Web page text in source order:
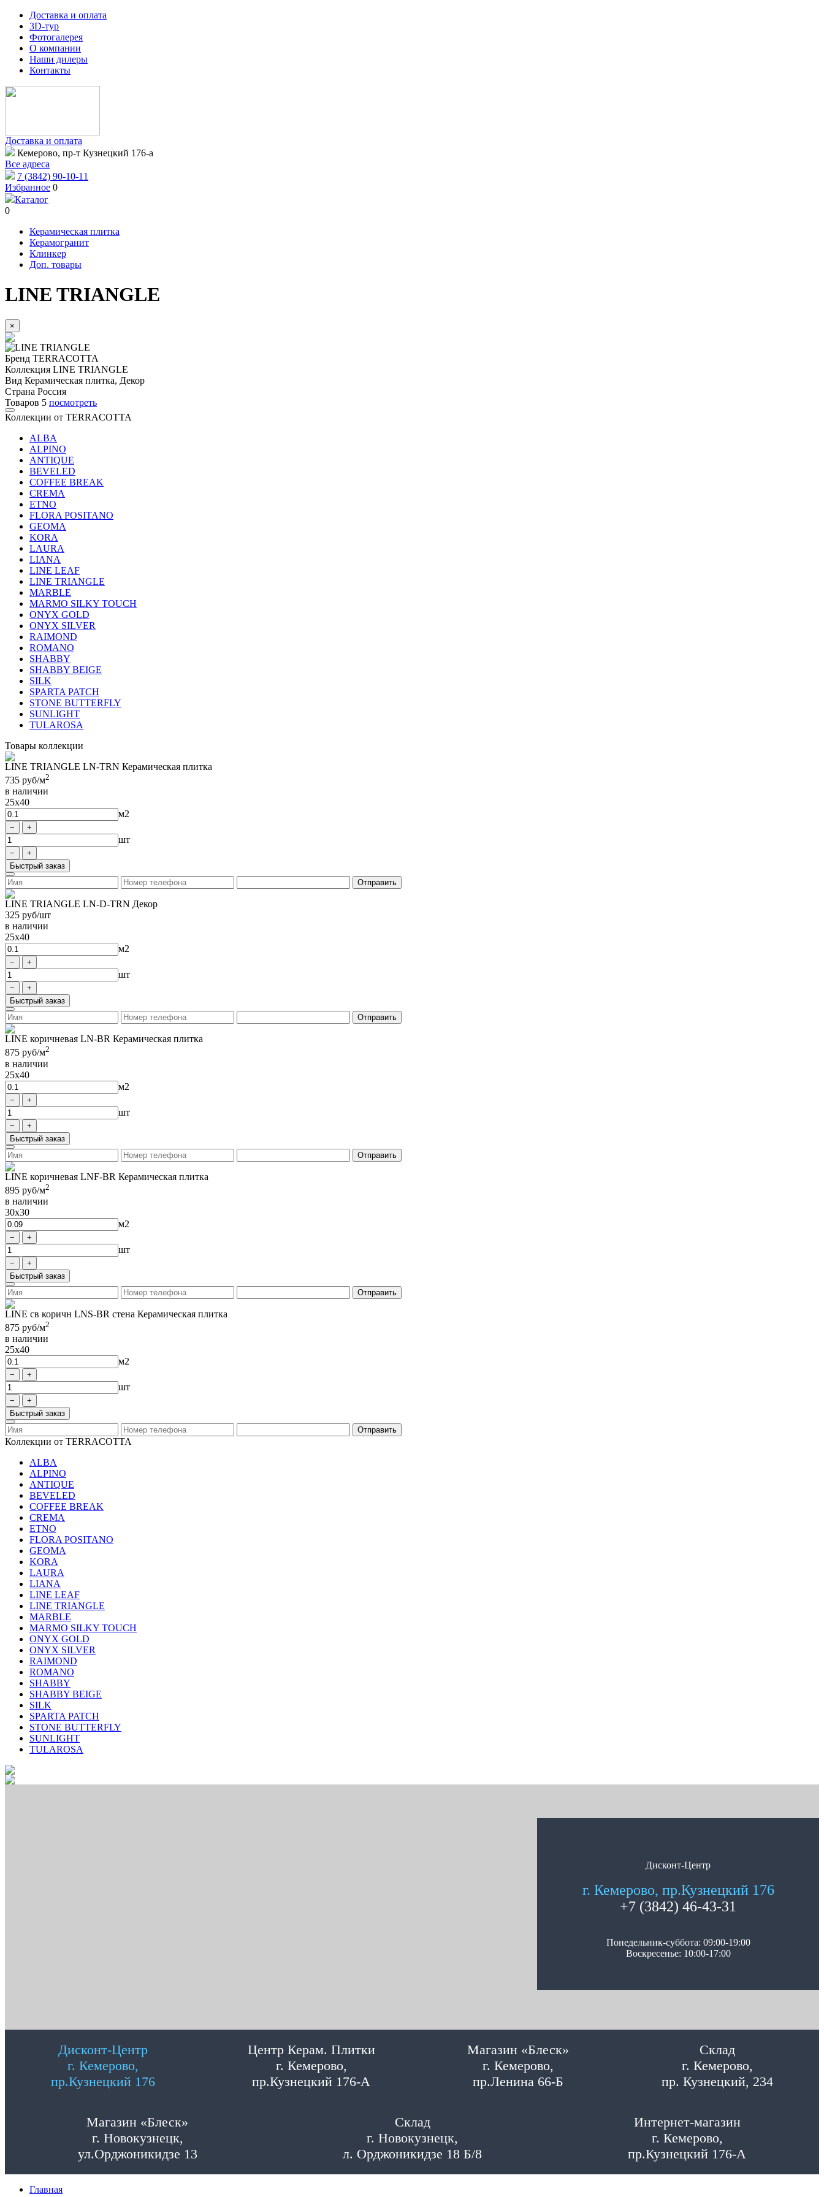
Доставка и оплата
3D-тур
Фотогалерея
О компании
Наши дилеры
Контакты
Доставка и оплата
Кемерово, пр-т Кузнецкий 176-а
Все адреса
7 (3842) 90-10-11
Избранное 0
Каталог
0
Керамическая плитка
Керамогранит
Клинкер
Доп. товары
LINE TRIANGLE
×
Бренд TERRACOTTA
Коллекция LINE TRIANGLE
Вид Керамическая плитка, Декор
Страна Россия
Товаров 5 посмотреть
Коллекции от TERRACOTTA
ALBA
ALPINO
ANTIQUE
BEVELED
COFFEE BREAK
CREMA
ETNO
FLORA POSITANO
GEOMA
KORA
LAURA
LIANA
LINE LEAF
LINE TRIANGLE
MARBLE
MARMO SILKY TOUCH
ONYX GOLD
ONYX SILVER
RAIMOND
ROMANO
SHABBY
SHABBY BEIGE
SILK
SPARTA PATCH
STONE BUTTERFLY
SUNLIGHT
TULAROSA
Товары коллекции
LINE TRIANGLE LN-TRN Керамическая плитка
735 руб/м2
в наличии
25x40
м2
шт
Быстрый заказ
LINE TRIANGLE LN-D-TRN Декор
325 руб/шт
в наличии
25x40
м2
шт
Быстрый заказ
LINE коричневая LN-BR Керамическая плитка
875 руб/м2
в наличии
25x40
м2
шт
Быстрый заказ
LINE коричневая LNF-BR Керамическая плитка
895 руб/м2
в наличии
30x30
м2
шт
Быстрый заказ
LINE св коричн LNS-BR стена Керамическая плитка
875 руб/м2
в наличии
25x40
м2
шт
Быстрый заказ
Коллекции от TERRACOTTA
ALBA
ALPINO
ANTIQUE
BEVELED
COFFEE BREAK
CREMA
ETNO
FLORA POSITANO
GEOMA
KORA
LAURA
LIANA
LINE LEAF
LINE TRIANGLE
MARBLE
MARMO SILKY TOUCH
ONYX GOLD
ONYX SILVER
RAIMOND
ROMANO
SHABBY
SHABBY BEIGE
SILK
SPARTA PATCH
STONE BUTTERFLY
SUNLIGHT
TULAROSA
Дисконт-Центр
г. Кемерово, пр.Кузнецкий 176
+7 (3842) 46-43-31
Понедельник-суббота: 09:00-19:00
Воскресенье: 10:00-17:00
Дисконт-Центр
г. Кемерово,
пр.Кузнецкий 176
Центр Керам. Плитки
г. Кемерово,
пр.Кузнецкий 176-А
Магазин «Блеск»
г. Кемерово,
пр.Ленина 66-Б
Склад
г. Кемерово,
пр. Кузнецкий, 234
Магазин «Блеск»
г. Новокузнецк,
ул.Орджоникидзе 13
Склад
г. Новокузнецк,
л. Орджоникидзе 18 Б/8
Интернет-магазин
г. Кемерово,
пр.Кузнецкий 176-А
Главная